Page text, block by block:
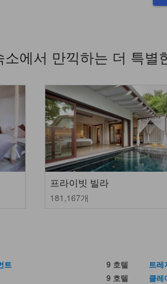
에서 만끽하는 더 특별
프라이빗 빌라
181,167개
트
9 호텔
9 호텔
트레
클레